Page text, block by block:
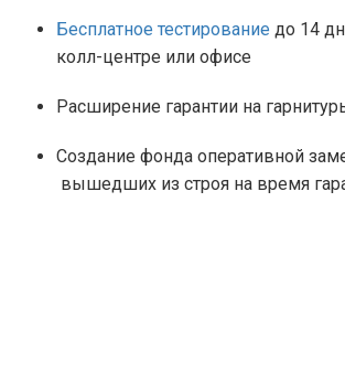
Бесплатное тестирование до 14
колл-центре или офисе
Расширение гарантии на
Создание фонда оперативной
вышедших из строя на время